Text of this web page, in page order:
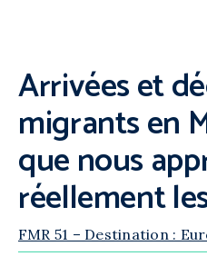
Arrivées et
migrants en
que nous
réellement
FMR 51 – Destination :